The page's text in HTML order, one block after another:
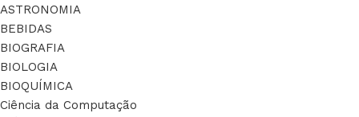
ASTRONOMIA
BEBIDAS
BIOGRAFIA
BIOLOGIA
BIOQUÍMICA
Ciência da Computação